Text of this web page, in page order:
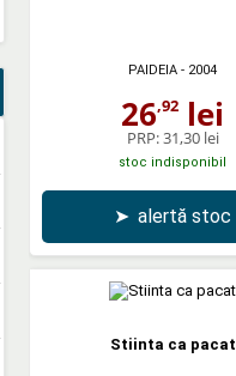
PAIDEIA - 2004
26,92 lei
PRP:31,30 lei
stoc indisponibil
➤ alertă stoc
Stiinta ca pacat